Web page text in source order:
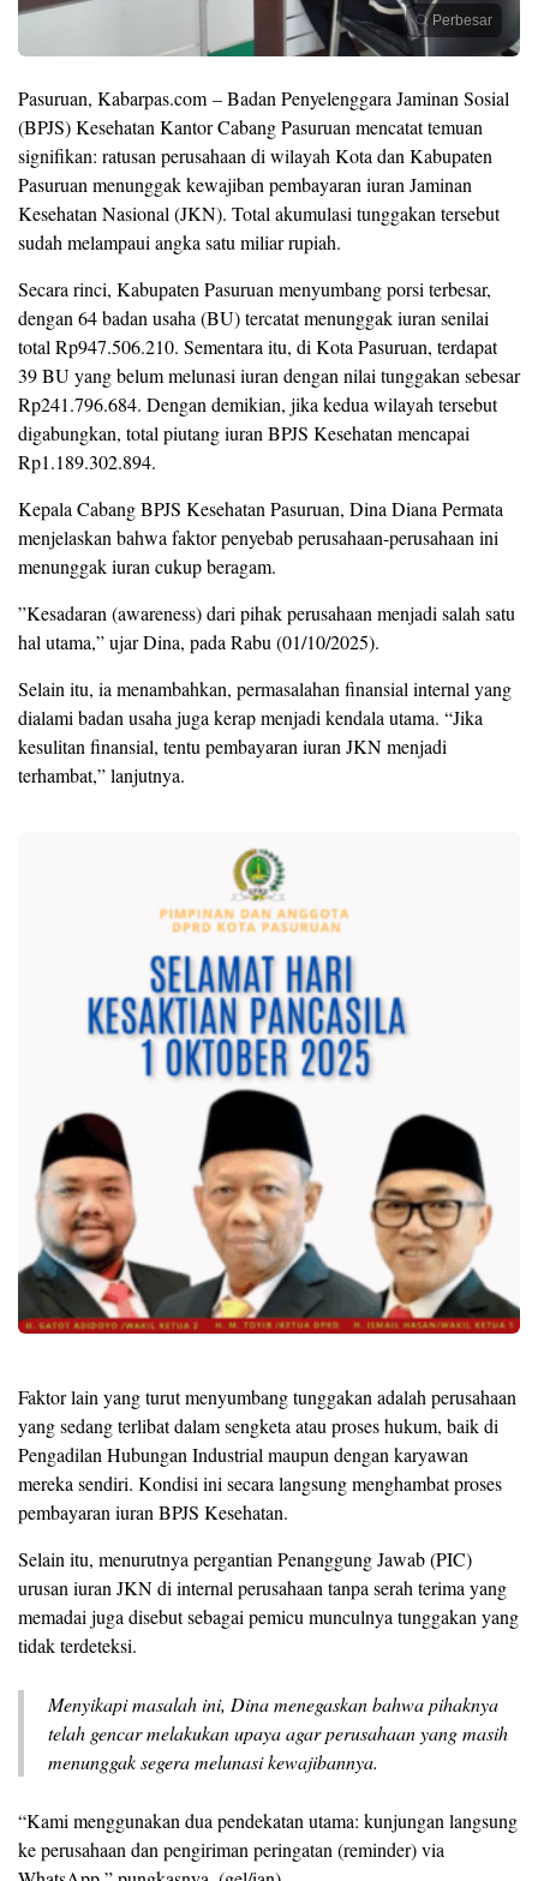
Perbesar
​Pasuruan, Kabarpas.com – Badan Penyelenggara Jaminan Sosial
(BPJS) Kesehatan Kantor Cabang Pasuruan mencatat temuan
signifikan: ratusan perusahaan di wilayah Kota dan Kabupaten
Pasuruan menunggak kewajiban pembayaran iuran Jaminan
Kesehatan Nasional (JKN). Total akumulasi tunggakan tersebut
sudah melampaui angka satu miliar rupiah.
​Secara rinci, Kabupaten Pasuruan menyumbang porsi terbesar,
dengan 64 badan usaha (BU) tercatat menunggak iuran senilai
total Rp947.506.210. Sementara itu, di Kota Pasuruan, terdapat
39 BU yang belum melunasi iuran dengan nilai tunggakan sebesar
Rp241.796.684. Dengan demikian, jika kedua wilayah tersebut
digabungkan, total piutang iuran BPJS Kesehatan mencapai
Rp1.189.302.894.
​Kepala Cabang BPJS Kesehatan Pasuruan, Dina Diana Permata
menjelaskan bahwa faktor penyebab perusahaan-perusahaan ini
menunggak iuran cukup beragam.
​”Kesadaran (awareness) dari pihak perusahaan menjadi salah satu
hal utama,” ujar Dina, pada Rabu (01/10/2025).
​Selain itu, ia menambahkan, permasalahan finansial internal yang
dialami badan usaha juga kerap menjadi kendala utama. “Jika
kesulitan finansial, tentu pembayaran iuran JKN menjadi
terhambat,” lanjutnya.
​Faktor lain yang turut menyumbang tunggakan adalah perusahaan
yang sedang terlibat dalam sengketa atau proses hukum, baik di
Pengadilan Hubungan Industrial maupun dengan karyawan
mereka sendiri. Kondisi ini secara langsung menghambat proses
pembayaran iuran BPJS Kesehatan.
Selain itu, menurutnya pergantian Penanggung Jawab (PIC)
urusan iuran JKN di internal perusahaan tanpa serah terima yang
memadai juga disebut sebagai pemicu munculnya tunggakan yang
tidak terdeteksi.
​Menyikapi masalah ini, Dina menegaskan bahwa pihaknya
telah gencar melakukan upaya agar perusahaan yang masih
menunggak segera melunasi kewajibannya.
“Kami menggunakan dua pendekatan utama: kunjungan langsung
ke perusahaan dan pengiriman peringatan (reminder) via